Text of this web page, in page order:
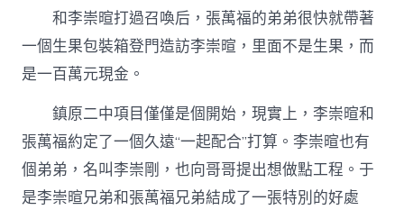
和李崇暄打過召喚后，張萬福的弟弟很快就帶著
一個生果包裝箱登門造訪李崇暄，里面不是生果，而
是一百萬元現金。
鎮原二中項目僅僅是個開始，現實上，李崇暄和
張萬福約定了一個久遠“一起配合”打算。李崇暄也有
個弟弟，名叫李崇剛，也向哥哥提出想做點工程。于
是李崇暄兄弟和張萬福兄弟結成了一張特別的好處